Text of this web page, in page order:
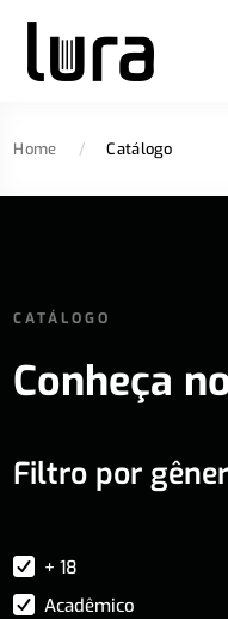
Home / Catálogo
CATÁLOGO
Conheça
Filtro por
+ 18
Acadêmico